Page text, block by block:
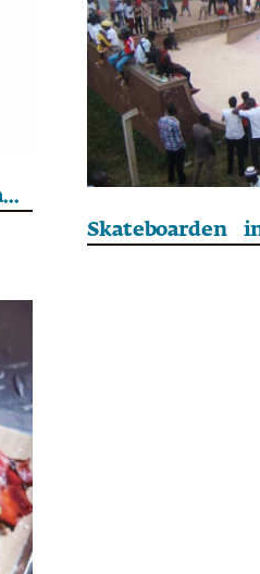
4. Een meloen voor de prijs van een auto